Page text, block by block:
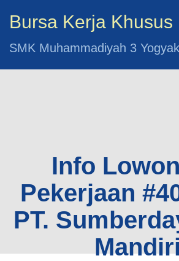
Bursa Kerja Khusus
SMK Muhammadiyah 3
Info
Pekerjaan
PT.